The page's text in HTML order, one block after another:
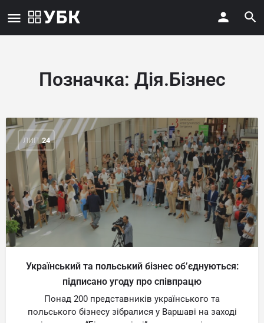
Позначка: Дія.Бізнес
ЛИП 24
Український та польський бізнес об’єднуються:
підписано угоду про співпрацю
Понад 200 представників українського та
польського бізнесу зібралися у Варшаві на заході